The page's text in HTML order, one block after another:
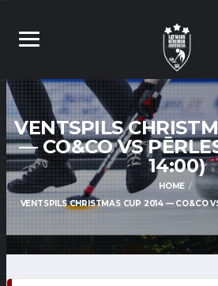
VENTSPILS
— CO&CO VS
14:00)
HOME
VENTSPILS CHRISTMAS CUP 2014 — CO&CO